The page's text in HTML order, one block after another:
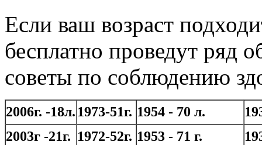
Если ваш возраст
бесплатно проведут ряд
советы по соблюдению
2006г. -18л. 1973-51г. 1954 - 70 л.
2003г -21г. 1972-52г. 1953 - 71 г.